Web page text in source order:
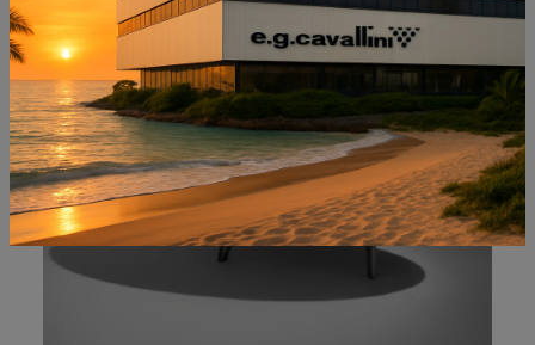
BD 12 ELLITTICO